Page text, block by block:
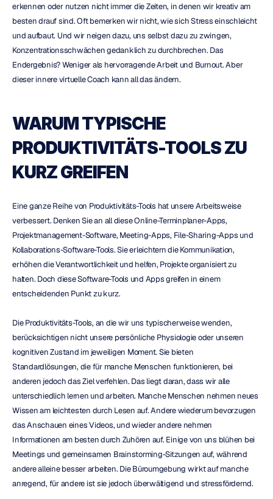
erkennen oder nutzen nicht immer die Zeiten, in denen wir kreativ am
besten drauf sind. Oft bemerken wir nicht, wie sich Stress einschleicht
und aufbaut. Und wir neigen dazu, uns selbst dazu zu zwingen,
Konzentrationsschwächen gedanklich zu durchbrechen. Das
Endergebnis? Weniger als hervorragende Arbeit und Burnout. Aber
dieser innere virtuelle Coach kann all das ändern.
WARUM TYPISCHE
PRODUKTIVITÄTS-TOOLS ZU
KURZ GREIFEN
Eine ganze Reihe von Produktivitäts-Tools hat unsere Arbeitsweise
verbessert. Denken Sie an all diese Online-Terminplaner-Apps,
Projektmanagement-Software, Meeting-Apps, File-Sharing-Apps und
Kollaborations-Software-Tools. Sie erleichtern die Kommunikation,
erhöhen die Verantwortlichkeit und helfen, Projekte organisiert zu
halten. Doch diese Software-Tools und Apps greifen in einem
entscheidenden Punkt zu kurz.
Die Produktivitäts-Tools, an die wir uns typischerweise wenden,
berücksichtigen nicht unsere persönliche Physiologie oder unseren
kognitiven Zustand im jeweiligen Moment. Sie bieten
Standardlösungen, die für manche Menschen funktionieren, bei
anderen jedoch das Ziel verfehlen. Das liegt daran, dass wir alle
unterschiedlich lernen und arbeiten. Manche Menschen nehmen neues
Wissen am leichtesten durch Lesen auf. Andere wiederum bevorzugen
das Anschauen eines Videos, und wieder andere nehmen
Informationen am besten durch Zuhören auf. Einige von uns blühen bei
Meetings und gemeinsamen Brainstorming-Sitzungen auf, während
andere alleine besser arbeiten. Die Büroumgebung wirkt auf manche
anregend, für andere ist sie jedoch überwältigend und stressfördernd.